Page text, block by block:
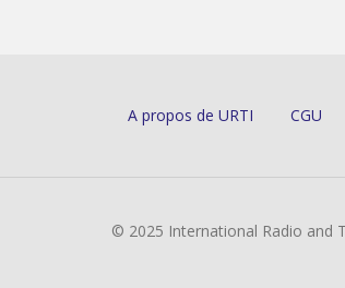
A propos de URTI CGU
© 2025 International Radio and